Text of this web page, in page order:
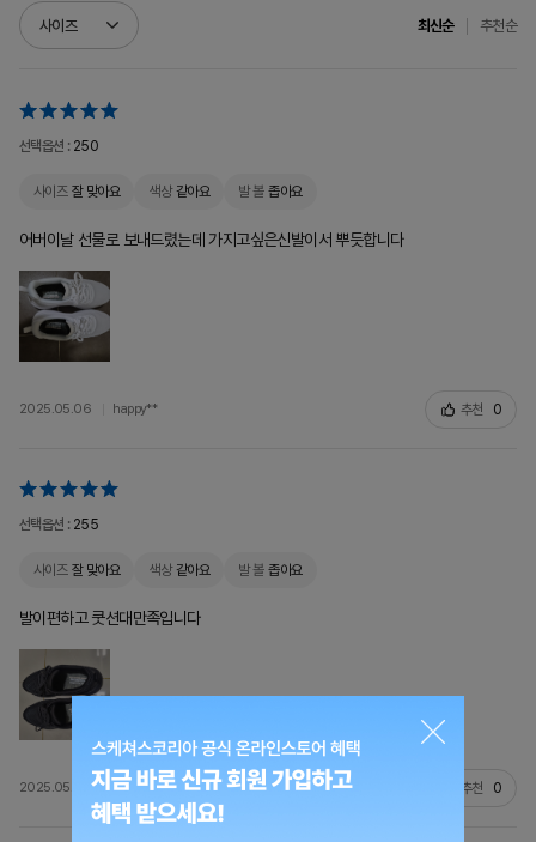
사이즈 최신순 추천순
선택옵션 : 250
사이즈 잘 맞아요 색상 같아요 발 볼 좁아요
어버이날 선물로 보내드렸는데 가지고싶은신발이서 뿌듯합니다
2025.05.06 happy** 추천 0
선택옵션 : 255
사이즈 잘 맞아요 색상 같아요 발 볼 좁아요
발이편하고 쿳션대만족입니다
2025.05.06 youj** 추천 0